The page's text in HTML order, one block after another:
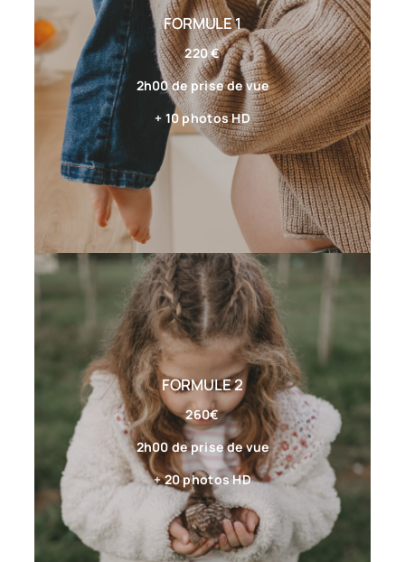
FORMULE 1
220 €
2h00 de prise de vue
+ 10 photos HD
FORMULE 2
260€
2h00 de prise de vue
+ 20 photos HD